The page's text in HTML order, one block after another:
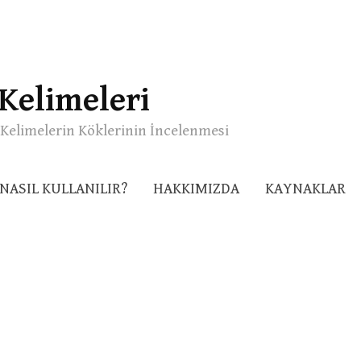
Kelimelerin Köklerinin İncelenmesi
NASIL KULLANILIR? HAKKIMIZDA KAYNAKLAR